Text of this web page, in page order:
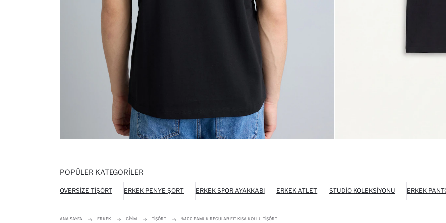
POPÜLER KATEGORILER
OVERSIZE TIŞÖRT ERKEK PENYE ŞORT ERKEK SPOR AYAKKABI ERKEK ATLET STUDIO KOLEKSIYONU ERKEK
ANA SAYFA ERKEK GIYIM TIŞÖRT %100 PAMUK REGULAR FIT KISA KOLLU TIŞÖRT